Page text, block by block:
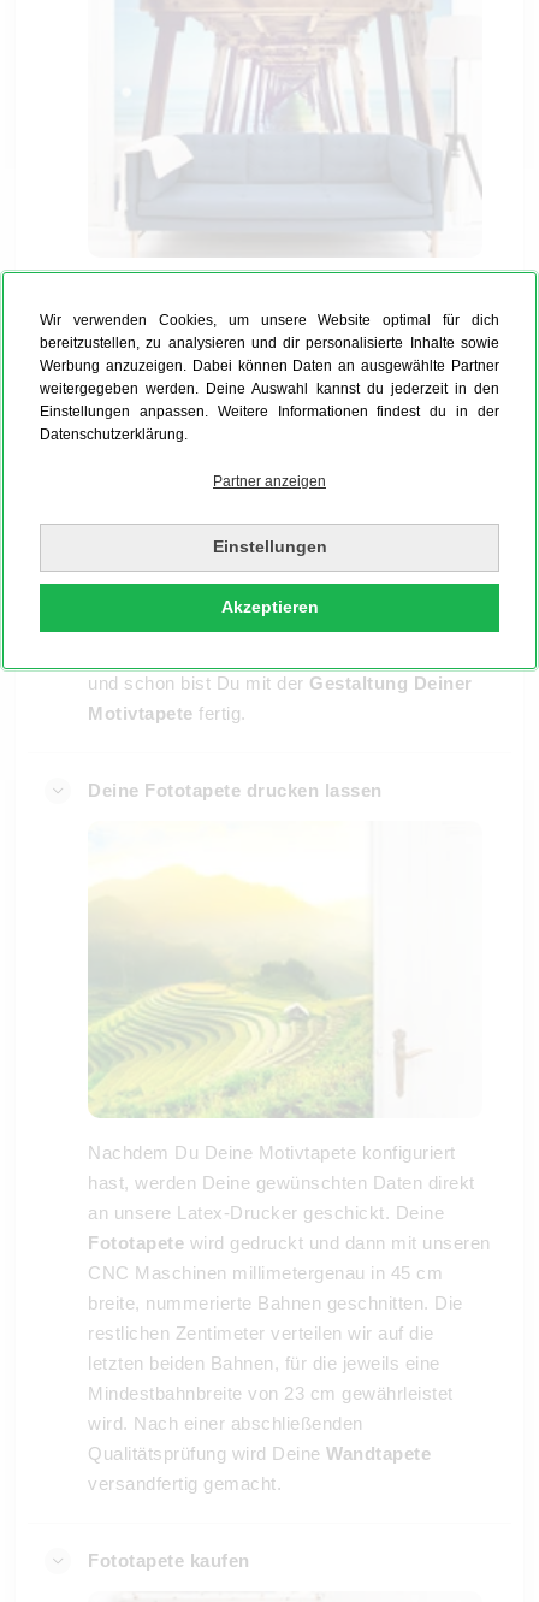
Wir verwenden Cookies, um unsere Website optimal für dich
bereitzustellen, zu analysieren und dir personalisierte Inhalte sowie
Werbung anzuzeigen. Dabei können Daten an ausgewählte Partner
weitergegeben werden. Deine Auswahl kannst du jederzeit in den
Einstellungen anpassen. Weitere Informationen findest du in der
Datenschutzerklärung.
Partner anzeigen
Einstellungen
Akzeptieren
unzählige Designs, und das Richtige zu finden
fällt einem unglaublich schwer. Meistens hat
man aber ein bestimmtes Motiv im Kopf, oder
man möchte sein eigenesFototapete Design
an die Wand bringen. Bei MYPOSTER hast Du
die Möglichkeit, Deine
Fototapete selbst zu
fertiges Design aus unserer
gestalten. Einfach Dein Bild hochladen, im
und schon bist Du mit der Gestaltung Deiner
Motivtapete fertig.
Deine Fototapete drucken lassen
Nachdem Du Deine Motivtapete konfiguriert
hast, werden Deine gewünschten Daten direkt
an unsere Latex-Drucker geschickt. Deine
Fototapete wird gedruckt und dann mit unseren
CNC Maschinen millimetergenau in 45 cm
breite, nummerierte Bahnen geschnitten. Die
restlichen Zentimeter verteilen wir auf die
letzten beiden Bahnen, für die jeweils eine
Mindestbahnbreite von 23 cm gewährleistet
wird. Nach einer abschließenden
Qualitätsprüfung wird Deine Wandtapete
versandfertig gemacht.
Fototapete kaufen